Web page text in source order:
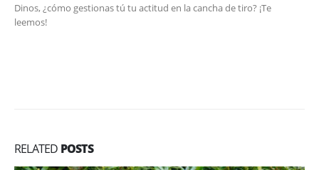
Dinos, ¿cómo gestionas tú tu actitud en la cancha de tiro? ¡Te
leemos!
RELATED POSTS